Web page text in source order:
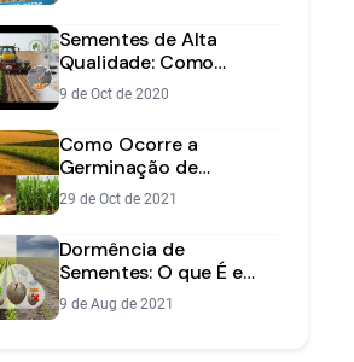
Sementes de Alta
Qualidade: Como
Garantir o Sucesso da
Lavoura
9 de Oct de 2020
Como Ocorre a
Germinação de
Sementes: Guia | Aegro
29 de Oct de 2021
Dormência de
Sementes: O que É e
Como Superar na
Lavoura
9 de Aug de 2021